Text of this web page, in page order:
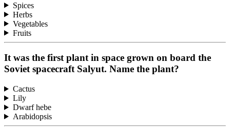
Spices
Herbs
Vegetables
Fruits
It was the first plant in space grown on board the
Soviet spacecraft Salyut. Name the plant?
Cactus
Lily
Dwarf hebe
Arabidopsis